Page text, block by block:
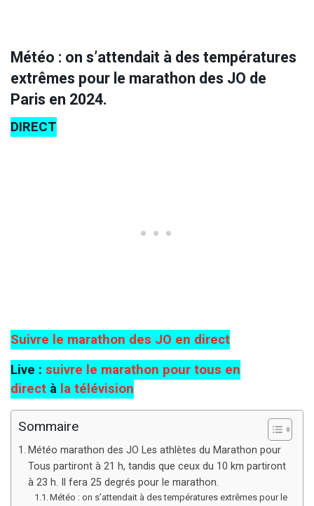
Météo : on s’attendait à des températures
extrêmes pour le marathon des JO de
Paris en 2024.
DIRECT
Suivre le marathon des JO en direct
Live : suivre le marathon pour tous en
direct à la télévision
Sommaire
Météo marathon des JO Les athlètes du Marathon pour
Tous partiront à 21 h, tandis que ceux du 10 km partiront
à 23 h. Il fera 25 degrés pour le marathon.
Météo : on s’attendait à des températures extrêmes pour le